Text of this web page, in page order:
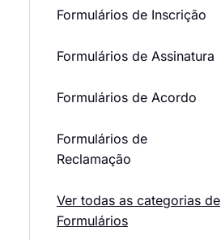
Formulários de Inscrição
Formulários de Assinatura
Formulários de Acordo
Formulários de
Reclamação
Ver todas as categorias de
Formulários